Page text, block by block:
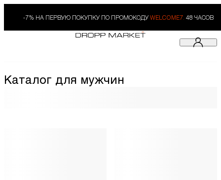
-7% НА ПЕРВУЮ ПОКУПКУ ПО ПРОМОКОДУ WELCOME7. 48 ЧАСОВ
Каталог для мужчин